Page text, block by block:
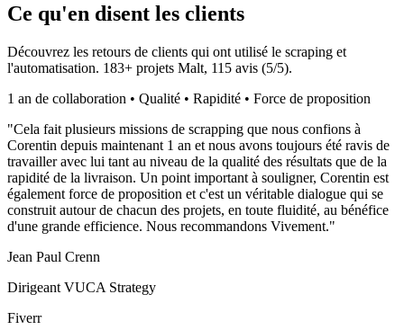
Ce qu'en disent les clients
Découvrez les retours de clients qui ont utilisé le scraping et
l'automatisation. 183+ projets Malt, 115 avis (5/5).
1 an de collaboration • Qualité • Rapidité • Force de proposition
"Cela fait plusieurs missions de scrapping que nous confions à
Corentin depuis maintenant 1 an et nous avons toujours été ravis de
travailler avec lui tant au niveau de la qualité des résultats que de la
rapidité de la livraison. Un point important à souligner, Corentin est
également force de proposition et c'est un véritable dialogue qui se
construit autour de chacun des projets, en toute fluidité, au bénéfice
d'une grande efficience. Nous recommandons Vivement."
Jean Paul Crenn
Dirigeant VUCA Strategy
Fiverr